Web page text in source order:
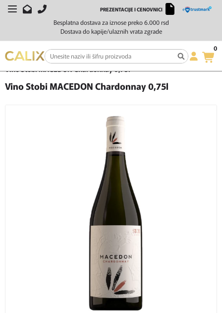
Besplatna dostava za iznose preko 6.000 rsd
Dostava do kapije/ulaznih vrata zgrade
PREZENTACIJE I CENOVNICI
0
Početna Vino
Belo vino
Vino Stobi MACEDON Chardonnay 0,75l
Vino Stobi MACEDON Chardonnay 0,75l